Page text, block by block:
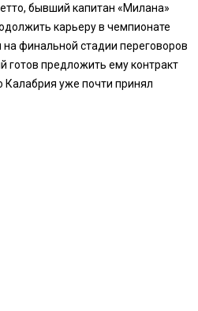
бывший капитан «Милана»
карьеру в чемпионате
финальной стадии переговоров
готов предложить ему контракт
Калабрия уже почти принял